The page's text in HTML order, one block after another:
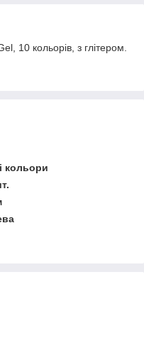
10 кольорів, з глітером.
кольори